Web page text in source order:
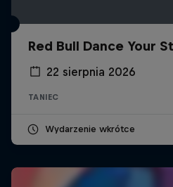
Red Bull Dance Your
22 sierpnia 2026
TANIEC
Wydarzenie wkrótce